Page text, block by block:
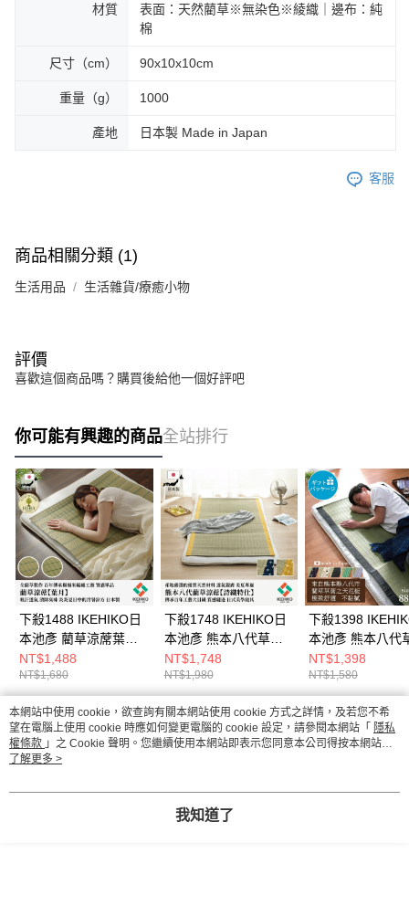
材質
表面：天然藺草※無染色※綾織｜邊布：純
棉
尺寸（cm） 90x10x10cm
重量（g） 1000
產地 日本製 Made in Japan
客服
商品相關分類 (1)
生活用品 生活雜貨/療癒小物
評價
喜歡這個商品嗎？購買後給他一個好評吧
你可能有興趣的商品全站排行
下殺1488 IKEHIKO日
本池彥 藺草涼蓆葉月
88x180x0.2cm/涼感草
蓆/吸汗透氣/日本製造
26Aug001
NT$1,488
NT$1,680
下殺1748 IKEHIKO日
本池彥 熊本八代草蓆
詩織特仕
88x180x0.2cm/透氣舒
適寢具/天然藺草材質/
日本製造品質
26Aug001
NT$1,748
NT$1,980
下殺1398
本池彥 熊本八代
涼墊/藺草涼蓆/寢
26Aug001
NT$1,398
NT$1,580
熱門標籤
本網站中使用 cookie，欲查詢有關本網站使用 cookie 方式之詳情，及若您不希
望在電腦上使用 cookie 時應如何變更電腦的 cookie 設定，請參閱本網站「 隱私
權條款 」之 Cookie 聲明。您繼續使用本網站即表示您同意本公司得按本網站使
用條款之 Cookie 聲明使用 cookie。
了解更多 >
我知道了